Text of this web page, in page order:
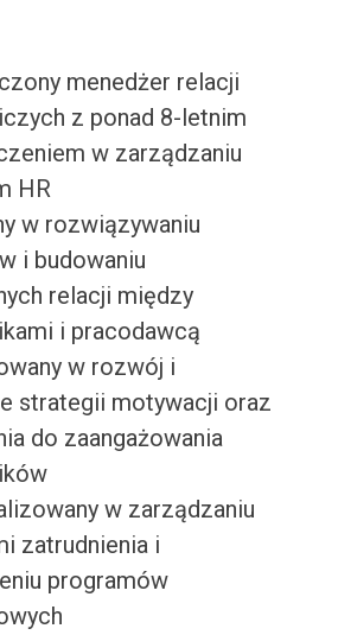
menedżer relacji
z ponad 8-letnim
w zarządzaniu
HR
w rozwiązywaniu
i budowaniu
relacji między
i pracodawcą
w rozwój i
strategii motywacji oraz
do zaangażowania
w zarządzaniu
zatrudnienia i
programów